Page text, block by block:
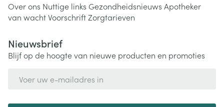
Over ons Nuttige links Gezondheidsnieuws Apotheker
van wachtVoorschriftZorgtarieven
Nieuwsbrief
Blijf op de hoogte van nieuwe producten en promoties